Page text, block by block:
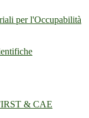
per l'Occupabilità
& CAE